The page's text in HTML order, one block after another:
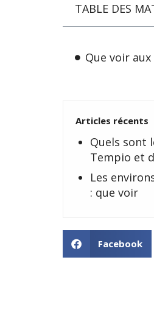
TABLE DES
Que voir
Articles récents
Quels sont
Tempio et
Les
: que voir
Facebook